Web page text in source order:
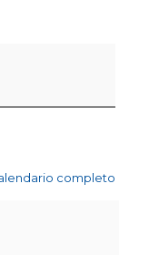
completo